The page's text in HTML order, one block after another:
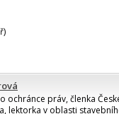
ochránce práv, členka
lektorka v oblasti